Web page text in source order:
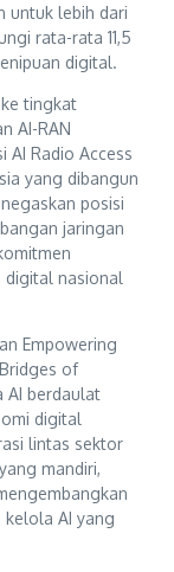
untuk lebih dari
rata-rata 11,5
digital.
tingkat
AI-RAN
AI Radio Access
yang dibangun
posisi
jaringan
digital nasional
Empowering
of
AI berdaulat
digital
lintas sektor
mandiri,
AI yang